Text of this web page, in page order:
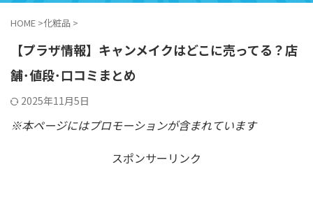
HOME >化粧品 >
【プラザ情報】キャンメイクはどこに売ってる？店
舗･値段･口コミまとめ
2025年11月5日
※本ページにはプロモーションが含まれています
スポンサーリンク